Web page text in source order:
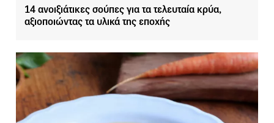
14 ανοιξιάτικες σούπες για τα τελευταία κρύα,
αξιοποιώντας τα υλικά της εποχής